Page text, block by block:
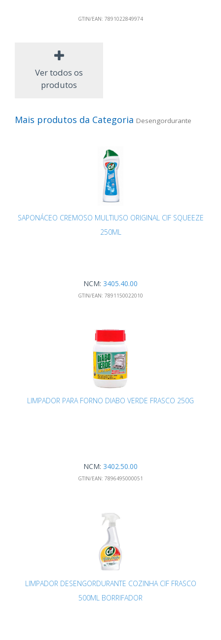
GTIN/EAN: 7891022849974
Ver todos os
produtos
Mais produtos da Categoria Desengordurante
SAPONÁCEO CREMOSO MULTIUSO ORIGINAL CIF SQUEEZE
250ML
NCM: 3405.40.00
GTIN/EAN: 7891150022010
LIMPADOR PARA FORNO DIABO VERDE FRASCO 250G
NCM: 3402.50.00
GTIN/EAN: 7896495000051
LIMPADOR DESENGORDURANTE COZINHA CIF FRASCO
500ML BORRIFADOR